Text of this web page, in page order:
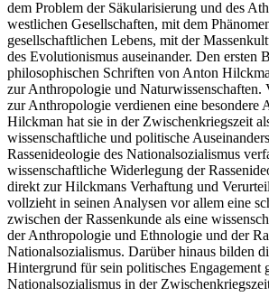
dem Problem der Säkularisierung und des
westlichen Gesellschaften, mit dem
gesellschaftlichen Lebens, mit der
des Evolutionismus auseinander. Den ersten
philosophischen Schriften von Anton
zur Anthropologie und Naturwissenschaften.
zur Anthropologie verdienen eine besondere
Hilckman hat sie in der Zwischenkriegszeit
wissenschaftliche und politische
Rassenideologie des Nationalsozialismus
wissenschaftliche Widerlegung der
direkt zur Hilckmans Verhaftung und
vollzieht in seinen Analysen vor allem eine
zwischen der Rassenkunde als eine
der Anthropologie und Ethnologie und der
Nationalsozialismus. Darüber hinaus bilden
Hintergrund für sein politisches Engagement
Nationalsozialismus in der